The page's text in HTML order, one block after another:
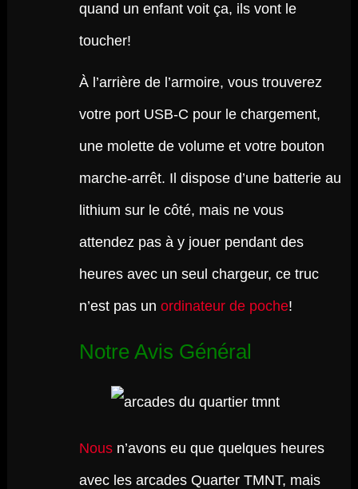
quand un enfant voit ça, ils vont le
toucher!
À l’arrière de l’armoire, vous trouverez
votre port USB-C pour le chargement,
une molette de volume et votre bouton
marche-arrêt. Il dispose d’une batterie au
lithium sur le côté, mais ne vous
attendez pas à y jouer pendant des
heures avec un seul chargeur, ce truc
n’est pas un ordinateur de poche!
Notre Avis Général
Nousn’avons eu que quelques heures
avec les arcades Quarter TMNT, mais